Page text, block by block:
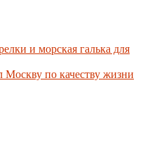
и морская галька для
Москву по качеству жизни